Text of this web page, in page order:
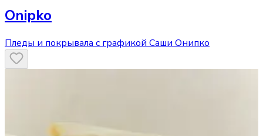
Onipko
Пледы и покрывала с графикой Саши Онипко